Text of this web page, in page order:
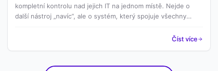
kompletní kontrolu nad jejich IT na jednom místě. Nejde o
další nástroj „navíc“, ale o systém, který spojuje všechny
Číst více